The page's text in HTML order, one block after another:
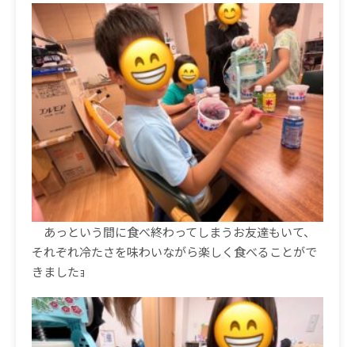
あっという間に食べ終わってしまうお友達もいて、
それぞれ冷たさを味わいながら楽しく食べることがで
きましたｮ